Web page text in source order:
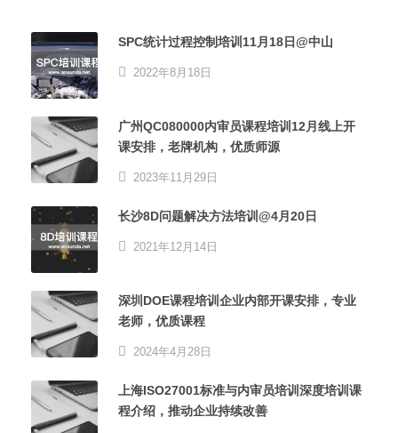
SPC统计过程控制培训11月18日@中山
2022年8月18日
广州QC080000内审员课程培训12月线上开
课安排，老牌机构，优质师源
2023年11月29日
长沙8D问题解决方法培训@4月20日
2021年12月14日
深圳DOE课程培训企业内部开课安排，专业
老师，优质课程
2024年4月28日
上海ISO27001标准与内审员培训深度培训课
程介绍，推动企业持续改善